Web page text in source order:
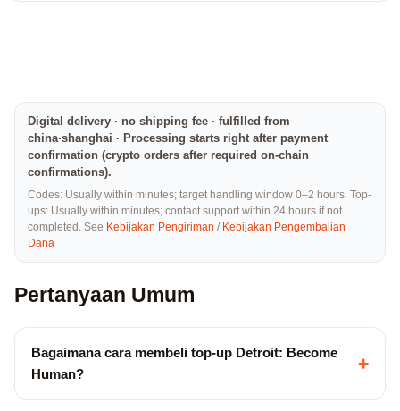
Digital delivery · no shipping fee · fulfilled from
china·shanghai · Processing starts right after payment
confirmation (crypto orders after required on-chain
confirmations).
Codes: Usually within minutes; target handling window 0–2 hours. Top-
ups: Usually within minutes; contact support within 24 hours if not
completed. See Kebijakan Pengiriman / Kebijakan Pengembalian
Dana
Pertanyaan Umum
Bagaimana cara membeli top-up Detroit: Become
Human?
+